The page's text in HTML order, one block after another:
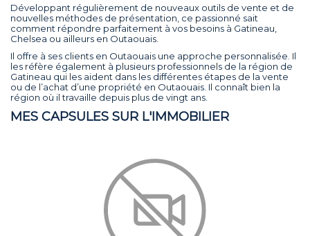
Développant régulièrement de nouveaux outils de vente et de
nouvelles méthodes de présentation, ce passionné sait
comment répondre parfaitement à vos besoins à Gatineau,
Chelsea ou ailleurs en Outaouais.
Il offre à ses clients en Outaouais une approche personnalisée. Il
les réfère également à plusieurs professionnels de la région de
Gatineau qui les aident dans les différentes étapes de la vente
ou de l’achat d’une propriété en Outaouais. Il connaît bien la
région où il travaille depuis plus de vingt ans.
MES CAPSULES SUR L'IMMOBILIER